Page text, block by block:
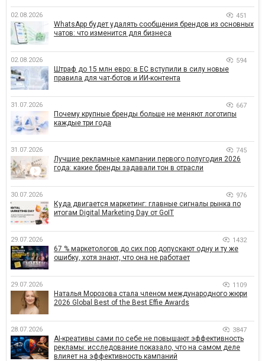
02.08.2026 451
WhatsApp будет удалять сообщения брендов из основных
чатов: что изменится для бизнеса
02.08.2026 594
Штраф до 15 млн евро: в ЕС вступили в силу новые
правила для чат-ботов и ИИ-контента
31.07.2026 667
Почему крупные бренды больше не меняют логотипы
каждые три года
31.07.2026 745
Лучшие рекламные кампании первого полугодия 2026
года: какие бренды задавали тон в отрасли
30.07.2026 976
Куда двигается маркетинг: главные сигналы рынка по
итогам Digital Marketing Day от GoIT
29.07.2026 1432
67 % маркетологов до сих пор допускают одну и ту же
ошибку, хотя знают, что она не работает
29.07.2026 1109
Наталья Морозова стала членом международного жюри
2026 Global Best of the Best Effie Awards
28.07.2026 3847
AI-креативы сами по себе не повышают эффективность
рекламы: исследование показало, что на самом деле
влияет на эффективность кампаний